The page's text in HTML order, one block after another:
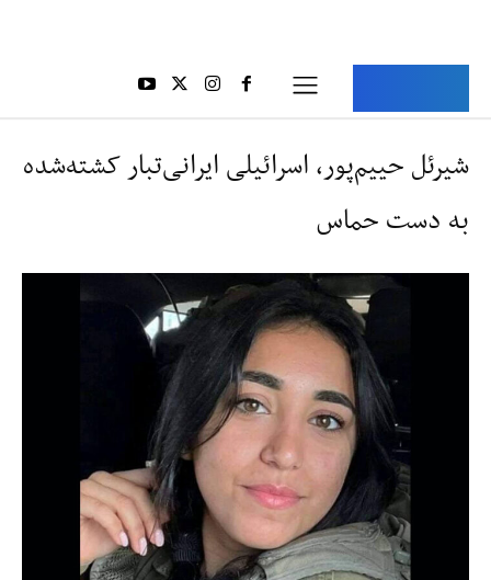
شیرئل حییم‌پور، اسرائیلی ایرانی‌تبار کشته‌شده
به دست حماس